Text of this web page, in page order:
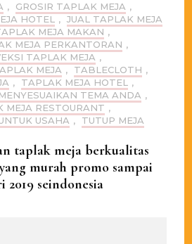
, GROSIR TAPLAK MEJA ,
HOTEL , JUAL TAPLAK MEJA
MEJA MAKAN ,
MEJA PERKANTORAN ,
TAPLAK MEJA ,
MEJA , TABLECLOTH ,
, TAPLAK MEJA HOTEL ,
TEMA ANDA ,
MEJA RESTOURANT ,
USAHA , TUTUP MEJA
taplak meja berkualitas
murah promo sampai
2019 seindonesia